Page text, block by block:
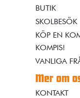
BUTIK
SKOLBESÖK
KÖP EN
KOMPIS!
VANLIGA
Mer om
KONTAKT